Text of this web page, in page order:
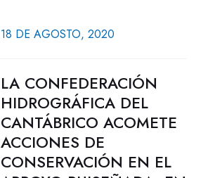
18 DE AGOSTO, 2020
LA CONFEDERACIÓN
HIDROGRÁFICA DEL
CANTÁBRICO ACOMETE
ACCIONES DE
CONSERVACIÓN EN EL